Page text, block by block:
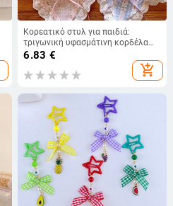
Κορεατικό στυλ για παιδιά:
τριγωνική υφασμάτινη κορδέλα
μαλλιών με φιόγκο και δαντέλα,
γαλλικού στυλ κεφαλόδεσμος για
κορίτσια
6.83 €
add_shopping_cart